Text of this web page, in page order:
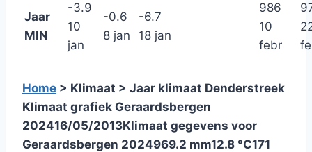
Jaar
MIN
-3.9
10
jan
-0.6
8 jan
-6.7
18 jan
986
10
febr
Home > Klimaat > Jaar klimaat Denderstreek
Klimaat grafiek Geraardsbergen
202416/05/2013Klimaat gegevens voor
Geraardsbergen 2024969.2 mm12.8 °C171